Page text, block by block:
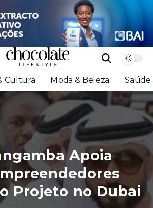
Cultura Moda & Beleza Saúde
Apoia
Projeto no Dubai